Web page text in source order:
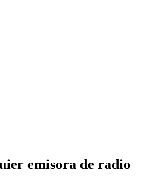
emisora de radio